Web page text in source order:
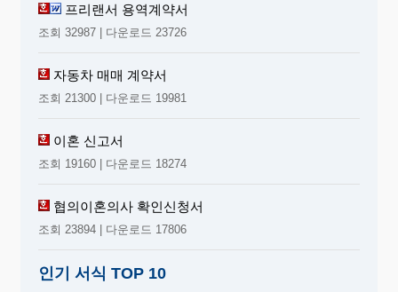
프리랜서 용역계약서
조회 32987 | 다운로드 23726
자동차 매매 계약서
조회 21300 | 다운로드 19981
이혼 신고서
조회 19160 | 다운로드 18274
협의이혼의사 확인신청서
조회 23894 | 다운로드 17806
인기 서식 TOP 10